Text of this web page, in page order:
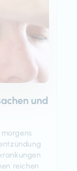
und
reichen